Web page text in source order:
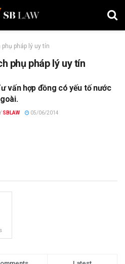
pháp lý uy tín
phụ pháp lý uy tín
vấn hợp đồng có yếu tố nước
SBLAW 05/06/2014